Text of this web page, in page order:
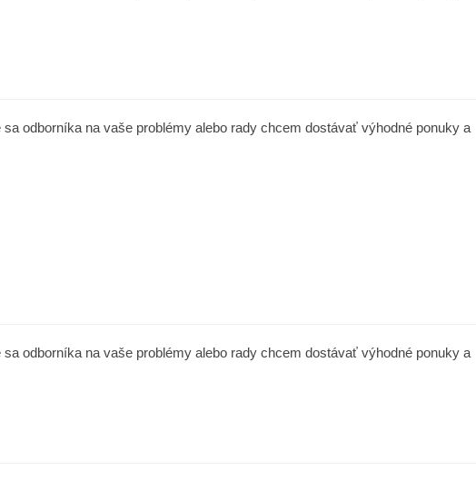
odborníka na vaše problémy alebo rady chcem dostávať výhodné ponuky a
odborníka na vaše problémy alebo rady chcem dostávať výhodné ponuky a